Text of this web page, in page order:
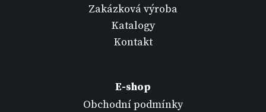
Zakázková výroba
Katalogy
Kontakt
E-shop
Obchodní podmínky